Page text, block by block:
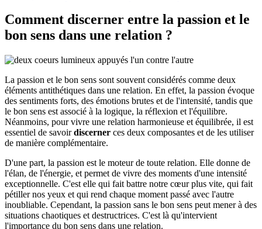
Comment discerner entre la passion et le
bon sens dans une relation ?
La passion et le bon sens sont souvent considérés comme deux
éléments antithétiques dans une relation. En effet, la passion évoque
des sentiments forts, des émotions brutes et de l'intensité, tandis que
le bon sens est associé à la logique, la réflexion et l'équilibre.
Néanmoins, pour vivre une relation harmonieuse et équilibrée, il est
essentiel de savoirdiscerner ces deux composantes et de les utiliser
de manière complémentaire.
D'une part, la passion est le moteur de toute relation. Elle donne de
l'élan, de l'énergie, et permet de vivre des moments d'une intensité
exceptionnelle. C'est elle qui fait battre notre cœur plus vite, qui fait
pétiller nos yeux et qui rend chaque moment passé avec l'autre
inoubliable. Cependant, la passion sans le bon sens peut mener à des
situations chaotiques et destructrices. C'est là qu'intervient
l'importance du bon sens dans une relation.